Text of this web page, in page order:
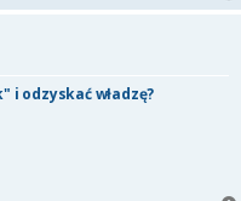
i odzyskać władzę?